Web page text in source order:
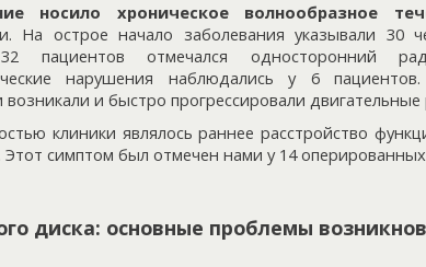
носило хроническое волнообразное
На острое начало заболевания указывали 30
пациентов отмечался односторонний
нарушения наблюдались у 6
и быстро прогрессировали двигательные
клиники являлось раннее расстройство
Этот симптом был отмечен нами у 14
диска: основные проблемы